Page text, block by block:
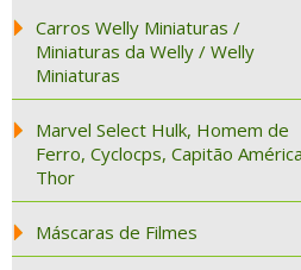
Carros Welly Miniaturas /
Miniaturas da Welly / Welly
Miniaturas
Marvel Select Hulk, Homem de
Ferro, Cyclocps, Capitão
Thor
Máscaras de Filmes